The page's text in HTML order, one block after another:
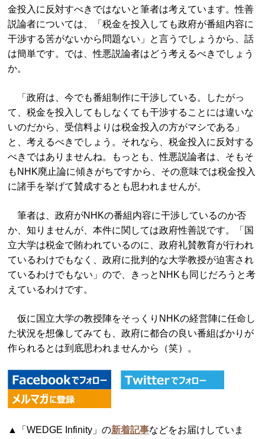
金投入に反対すべきではないと筆者は考えています。性善
説論者については、「税金を投入しても政府が番組内容に
干渉する筈がないから問題ない」と言うでしょうから、話
は簡単です。では、性悪説論者はどう考えるべきでしょう
か。
「政府は、今でも番組制作に干渉している。したがっ
て、税金を投入してもしなくても干渉することには違いな
いのだから、受信料よりは税金投入の方がマシである」
と、考えるべきでしょう。それなら、税金投入に反対する
べきではありませんね。もっとも、性悪説論者は、そもそ
もNHK廃止論に傾きがちですから、その意味では税金投入
に諸手を挙げて賛成するとも思われませんが。
筆者は、政府がNHKの番組内容に干渉しているのか否
か、知りませんが、本件に関しては政府性善説です。「国
立大学は税金で賄われているのに、政府礼賛教育が行われ
ているわけでもなく、政府に批判的な大学教授が迫害され
ているわけでもない」ので、きっとNHKも同じだろうと考
えているわけです。
仮に国立大学の教授陣をそっくりNHKの経営陣に任命し
た状況を想像してみても、政府に都合の良い番組ばかりが
作られるとは到底思われませんから（笑）。
▲「WEDGE Infinity」の新着記事などをお届けしていま